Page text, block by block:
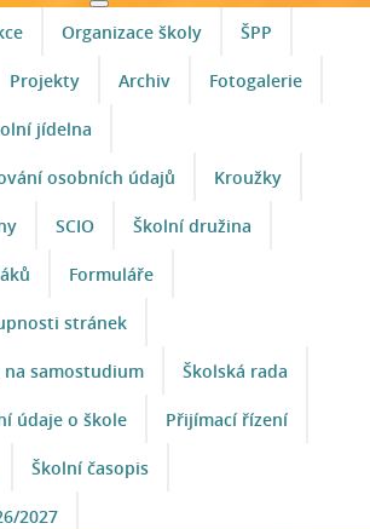
Organizace školy ŠPP
Projekty Archiv Fotogalerie
jídelna
osobních údajů Kroužky
SCIO Školní družina
Formuláře
stránek
na samostudium Školská rada
údaje o škole Přijímací řízení
Školní časopis
2027